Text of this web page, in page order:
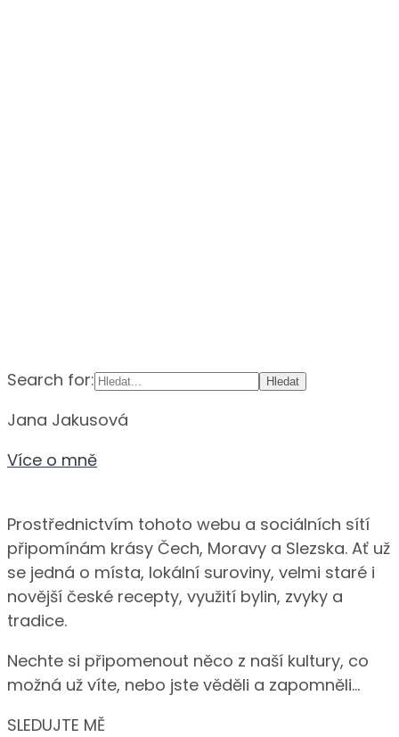
Search for:
Jana Jakusová
Více o mně
Prostřednictvím tohoto webu a sociálních sítí
připomínám krásy Čech, Moravy a Slezska. Ať už
se jedná o místa, lokální suroviny, velmi staré i
novější české recepty, využití bylin, zvyky a
tradice.
Nechte si připomenout něco z naší kultury, co
možná už víte, nebo jste věděli a zapomněli…
SLEDUJTE MĚ